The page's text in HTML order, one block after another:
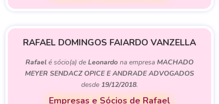
RAFAEL DOMINGOS FAIARDO VANZELLA
Rafael é sócio(a) de Leonardo na empresa MACHADO
MEYER SENDACZ OPICE E ANDRADE ADVOGADOS
desde 19/12/2018.
Empresas e Sócios de Rafael